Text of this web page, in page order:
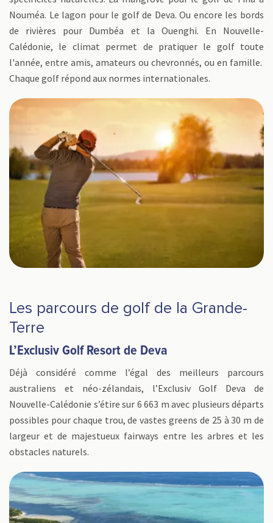
Nouméa. Le lagon pour le golf de Deva. Ou encore les bords
de rivières pour Dumbéa et la Ouenghi. En Nouvelle-
Calédonie, le climat permet de pratiquer le golf toute
l'année, entre amis, amateurs ou chevronnés, ou en famille.
Chaque golf répond aux normes internationales.
Les parcours de golf de la Grande-
Terre
L’Exclusiv Golf Resort de Deva
Déjà considéré comme l’égal des meilleurs parcours
australiens et néo-zélandais, l’Exclusiv Golf Deva de
Nouvelle-Calédonie s’étire sur 6 663 m avec plusieurs départs
possibles pour chaque trou, de vastes greens de 25 à 30 m de
largeur et de majestueux fairways entre les arbres et les
obstacles naturels.